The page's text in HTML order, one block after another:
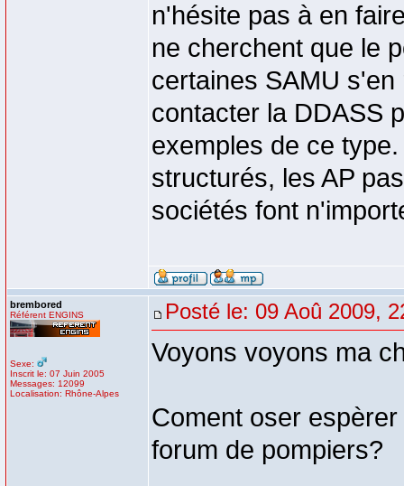
n'hésite pas à en
ne cherchent que le
certaines SAMU
contacter la DDASS
exemples de ce
structurés, les AP
sociétés font
brembored
Référent ENGINS
Sexe:
Inscrit le: 07 Juin 2005
Messages: 12099
Localisation: Rhône-Alpes
Posté le: 09 Aoû 2009,
Voyons voyons ma
Coment oser
forum de pompiers?